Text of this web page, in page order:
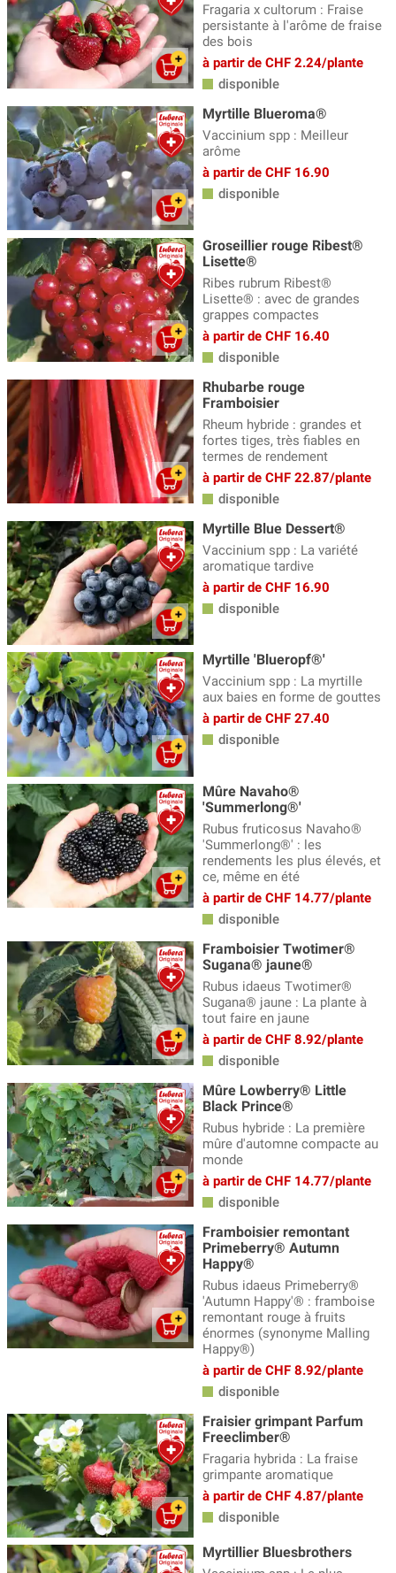
Plantes en duo (Mehrbeeren®) (13)
Poivre du Sichuan(5)
PRIX MINI Petits fruits(17)
Rhubarbes(12)
Spécialités des landes(6)
Sureaux(15)
Vignes
Fragaria x cultorum : Fraise
persistante à l'arôme de fraise
des bois
à partir de CHF 2.24/plante
disponible
Myrtille Blueroma®
Vaccinium spp : Meilleur
arôme
à partir de CHF 16.90
disponible
Groseillier rouge Ribest®
Lisette®
Ribes rubrum Ribest®
Lisette® : avec de grandes
grappes compactes
à partir de CHF 16.40
disponible
Rhubarbe rouge
Framboisier
Rheum hybride : grandes et
fortes tiges, très fiables en
termes de rendement
à partir de CHF 22.87/plante
disponible
Myrtille Blue Dessert®
Vaccinium spp : La variété
aromatique tardive
à partir de CHF 16.90
disponible
Myrtille 'Blueropf®'
Vaccinium spp : La myrtille
aux baies en forme de gouttes
à partir de CHF 27.40
disponible
Mûre Navaho®
'Summerlong®'
Rubus fruticosus Navaho®
'Summerlong®' : les
rendements les plus élevés, et
ce, même en été
à partir de CHF 14.77/plante
disponible
Framboisier Twotimer®
Sugana® jaune®
Rubus idaeus Twotimer®
Sugana® jaune : La plante à
tout faire en jaune
à partir de CHF 8.92/plante
disponible
Mûre Lowberry® Little
Black Prince®
Rubus hybride : La première
mûre d'automne compacte au
monde
à partir de CHF 14.77/plante
disponible
Framboisier remontant
Primeberry® Autumn
Happy®
Rubus idaeus Primeberry®
'Autumn Happy'® : framboise
remontant rouge à fruits
énormes (synonyme Malling
Happy®)
à partir de CHF 8.92/plante
disponible
Fraisier grimpant Parfum
Freeclimber®
Fragaria hybrida : La fraise
grimpante aromatique
à partir de CHF 4.87/plante
disponible
Myrtillier Bluesbrothers